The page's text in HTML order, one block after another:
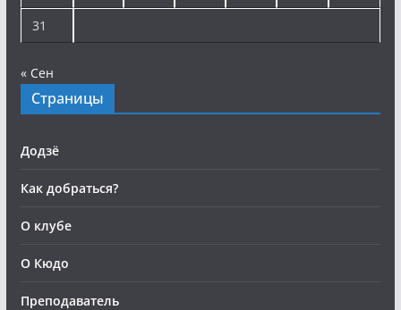
31
« Сен
Страницы
Додзё
Как добраться?
О клубе
О Кюдо
Преподаватель